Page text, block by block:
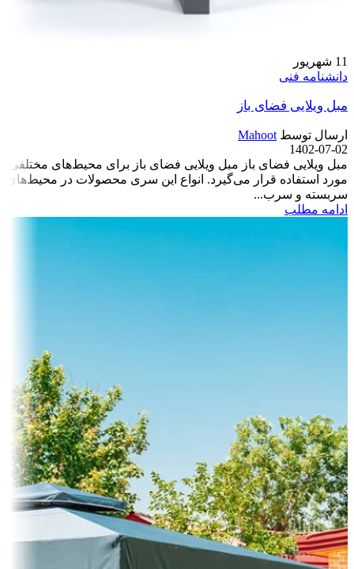
11 شهریور
دانشنامه فنی
مبل ویلایی فضای باز
ارسال توسط Mahoot
1402-07-02
مبل ویلایی فضای باز مبل ویلایی فضای باز برای محیط‌های مختلفی
مورد استفاده قرار می‌گیرد. انواع این سری محصولات در محیط‌های
سربسته و سرب...
ادامه مطلب